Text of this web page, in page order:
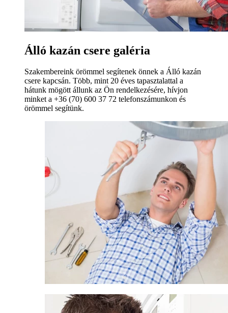
Álló kazán csere galéria
Szakembereink örömmel segítenek önnek a Álló kazán
csere kapcsán. Több, mint 20 éves tapasztalattal a
hátunk mögött állunk az Ön rendelkezésére, hívjon
minket a +36 (70) 600 37 72 telefonszámunkon és
örömmel segítünk.